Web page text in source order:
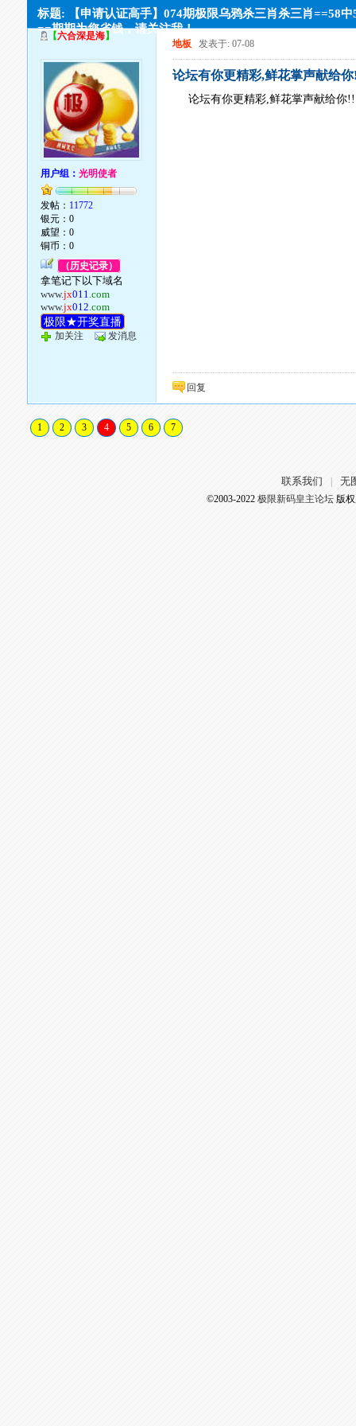
标题: 【申请认证高手】074期极限乌鸦杀三肖杀三肖==58
==期期为您省钱，请关注我！
【六合深是海】
用户组：光明使者
发帖： 11772
银元：0
威望：0
铜币：0
（历史记录）
拿笔记下以下域名
www.jx011.com
www.jx012.com
极限★开奖直播
加关注 发消息
地板 发表于: 07-08
论坛有你更精彩,鲜花掌声献给
论坛有你更精彩,鲜花掌声献给你
回复
1 2 3 4 5 6 7
联系我们 无
©2003-2022 极限新码皇主论坛版权